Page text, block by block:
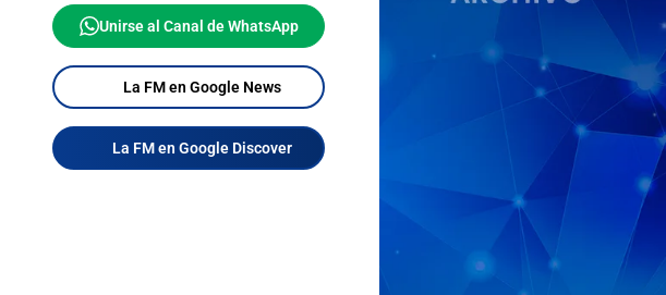
Unirse al Canal de WhatsApp
La FM en Google News
La FM en Google Discover